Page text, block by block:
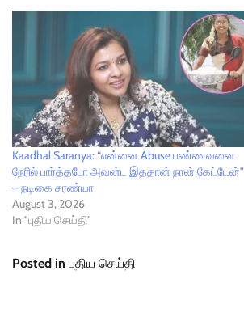
Kaadhal Saranya: “என்னை Abuse பண்ணவனை
நேரில் பார்த்தபோ அவன்ட இததான் நான் கேட்டேன்"
– நடிகை சரண்யா
August 3, 2026
In "புதிய செய்தி"
Posted in புதிய செய்தி